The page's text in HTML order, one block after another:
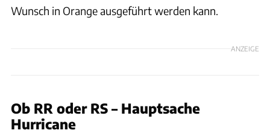
Wunsch in Orange ausgeführt werden kann.
ANZEIGE
Ob RR oder RS – Hauptsache
Hurricane